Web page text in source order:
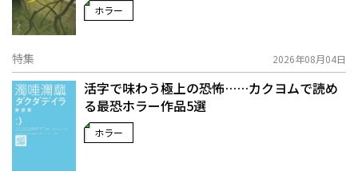
ホラー
特集 2026年08月04日
活字で味わう極上の恐怖……カクヨムで読め
る最恐ホラー作品5選
ホラー